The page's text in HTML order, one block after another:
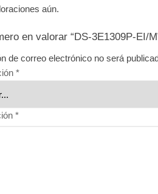
aún.
en valorar “DS-3E1309P-EI/
de correo electrónico no será
*
*